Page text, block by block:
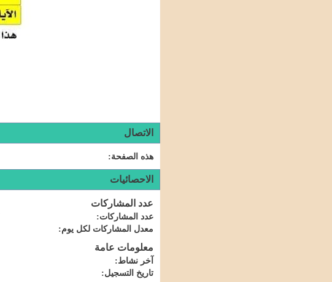
الاتصال
هذه الصفحة
الاحصائيات
عدد المشاركات
عدد المشاركات
معدل المشاركات لكل يوم
معلومات عامة
آخر نشاط
تاريخ التسجيل